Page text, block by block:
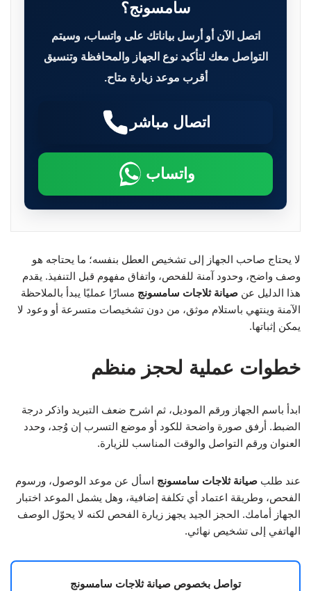
سامسونج؟
اتصل الآن أو أرسل بياناتك على واتساب، وسيتم
التواصل معك لتأكيد نوع الجهاز والمحافظة وتنسيق
أقرب موعد زيارة متاح.
اتصال مباشر
واتساب
لا يحتاج صاحب الجهاز إلى تشخيص العطل بنفسه؛ ما يحتاجه هو
وصف واضح، وحدود آمنة للفحص، واتفاق مفهوم قبل التنفيذ. يقدم
هذا الدليل عن صيانة ثلاجات سامسونج مسارًا عمليًا يبدأ بالملاحظة
الآمنة وينتهي باستلام موثق، من دون تشخيصات متسرعة أو وعود لا
يمكن إثباتها.
خطوات عملية لحجز منظم
ابدأ باسم الجهاز ورقم الموديل، ثم اشرح ضعف التبريد واذكر درجة
الضبط. أرفق صورة واضحة للكود أو موضع التسرب إن وُجد، وحدد
العنوان ورقم التواصل والوقت المناسب للزيارة.
عند طلب صيانة ثلاجات سامسونج اسأل عن موعد الوصول، ورسوم
الفحص، وطريقة اعتماد أي تكلفة إضافية، وهل يشمل الموعد اختبار
الجهاز أمامك. الحجز الجيد يجهز زيارة الفحص لكنه لا يحوّل الوصف
الهاتفي إلى تشخيص نهائي.
تواصل بخصوص صيانة ثلاجات سامسونج